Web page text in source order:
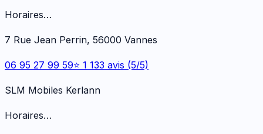
Horaires…
7 Rue Jean Perrin, 56000 Vannes
06 95 27 99 59⭐ 1 133 avis (5/5)
SLM Mobiles Kerlann
Horaires…